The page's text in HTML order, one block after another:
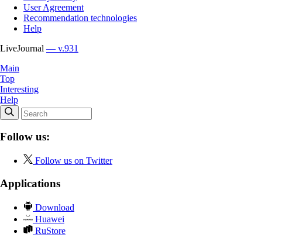
User Agreement
Recommendation technologies
Help
LiveJournal — v.931
Main
Top
Interesting
Help
Follow us:
Follow us on Twitter
Applications
Download
Huawei
RuStore